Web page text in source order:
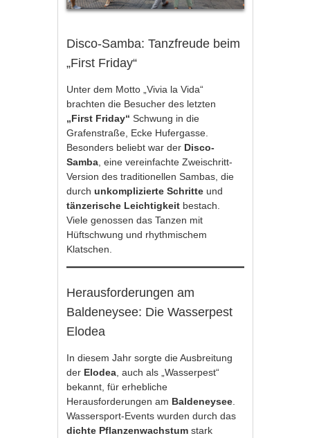
Disco-Samba: Tanzfreude beim
„First Friday“
Unter dem Motto „Vivia la Vida“
brachten die Besucher des letzten
„First Friday“Schwung in die
Grafenstraße, Ecke Hufergasse.
Besonders beliebt war der Disco-
Samba , eine vereinfachte Zweischritt-
Version des traditionellen Sambas, die
durchunkomplizierte Schritte und
tänzerische Leichtigkeit bestach.
Viele genossen das Tanzen mit
Hüftschwung und rhythmischem
Klatschen.
Herausforderungen am
Baldeneysee: Die Wasserpest
Elodea
In diesem Jahr sorgte die Ausbreitung
der Elodea , auch als „Wasserpest“
bekannt, für erhebliche
Herausforderungen am Baldeneysee
Wassersport-Events wurden durch das
dichte Pflanzenwachstumstark